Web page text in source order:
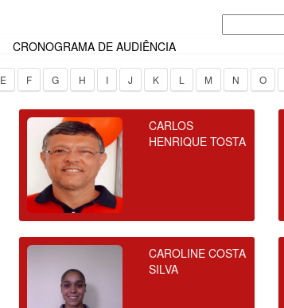
CRONOGRAMA DE AUDIÊNCIA
E F G H I J K L M N O
CARLOS
HENRIQUE TOSTA
CAROLINE COSTA
SILVA